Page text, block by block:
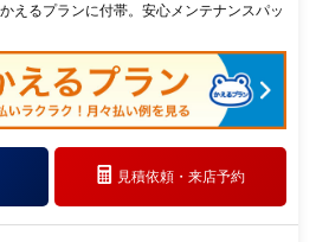
えるプランに付帯。安心メンテナンスパッ
見積依頼・来店予約